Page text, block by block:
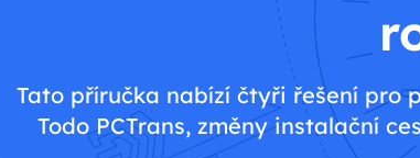
Tato příručka nabízí čtyři řešení pro
Todo PCTrans, změny instalační